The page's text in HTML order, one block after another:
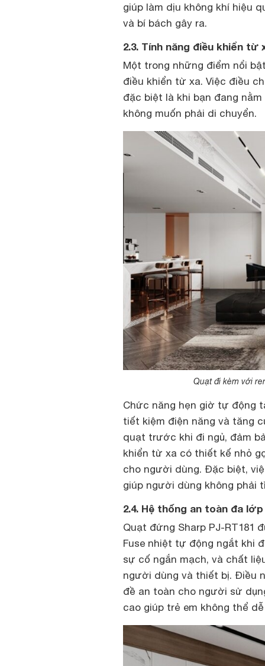
giúp làm dịu không khí hiệu
và bí bách gây ra.
2.3. Tính năng điều khiển
Một trong những điểm nổi
điều khiển từ xa. Việc điều
đặc biệt là khi bạn đang
không muốn phải di chuyển.
Quạt đi kèm với
Chức năng hẹn giờ tự động
tiết kiệm điện năng và tăng
quạt trước khi đi ngủ, đảm
khiển từ xa có thiết kế nhỏ
cho người dùng. Đặc biệt,
giúp người dùng không phải
2.4. Hệ thống an toàn đa lớp
Quạt đứng Sharp PJ-RT181
Fuse nhiệt tự động ngắt khi
sự cố ngắn mạch, và chất
người dùng và thiết bị. Điều
đề an toàn cho người sử
cao giúp trẻ em không thể